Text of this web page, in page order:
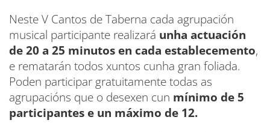
Neste V Cantos de Taberna cada agrupación
musical participante realizará unha actuación
de 20 a 25 minutos en cada establecemento,
e rematarán todos xuntos cunha gran foliada.
Poden participar gratuitamente todas as
agrupacións que o desexen cun mínimo de 5
participantes e un máximo de 12.